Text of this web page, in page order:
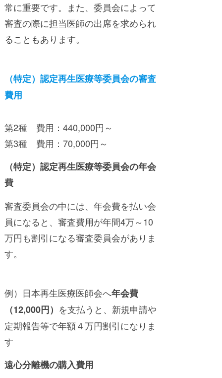
常に重要です。また、委員会によって
審査の際に担当医師の出席を求められ
ることもあります。
（特定）認定再生医療等委員会の審査
費用
第2種 費用：440,000円～
第3種 費用：70,000円～
（特定）認定再生医療等委員会の年会
費
審査委員会の中には、年会費を払い会
員になると、審査費用が年間4万～10
万円も割引になる審査委員会がありま
す。
例）日本再生医療医師会へ年会費
（12,000円） を支払うと、新規申請や
定期報告等で年額４万円割引になりま
す
遠心分離機の購入費用